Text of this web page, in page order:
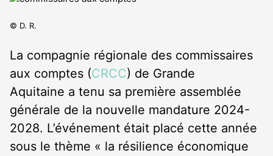
abonnés
© D. R.
La compagnie régionale des commissaires
aux comptes (CRCC) de Grande
Aquitaine a tenu sa première assemblée
générale de la nouvelle mandature 2024-
2028. L’événement était placé cette année
sous le thème « la résilience économique